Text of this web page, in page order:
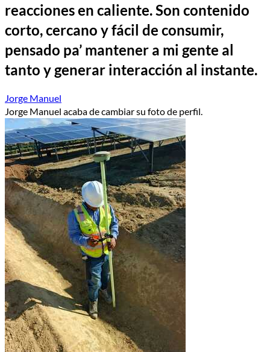
reacciones en caliente. Son contenido
corto, cercano y fácil de consumir,
pensado pa’ mantener a mi gente al
tanto y generar interacción al instante.
Jorge Manuel
Jorge Manuel acaba de cambiar su foto de perfil.